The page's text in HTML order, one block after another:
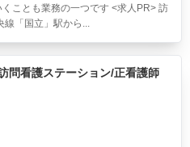
ことも業務の一つです <求人PR> 訪
線「国立」駅から...
問看護ステーション/正看護師